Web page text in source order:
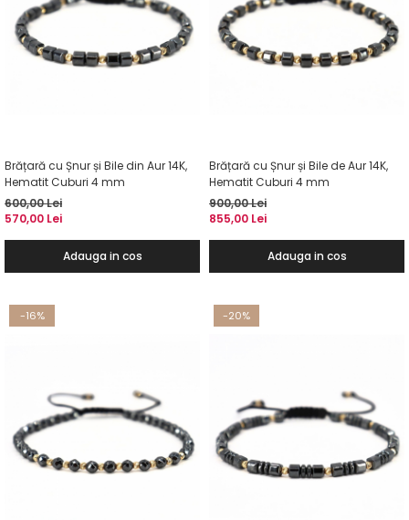
Brățară cu Șnur și Bile din Aur 14K,
Hematit Cuburi 4 mm
600,00 Lei
570,00 Lei
Adauga in cos
Brățară cu Șnur și Bile de Aur 14K,
Hematit Cuburi 4 mm
900,00 Lei
855,00 Lei
Adauga in cos
-16% -20%